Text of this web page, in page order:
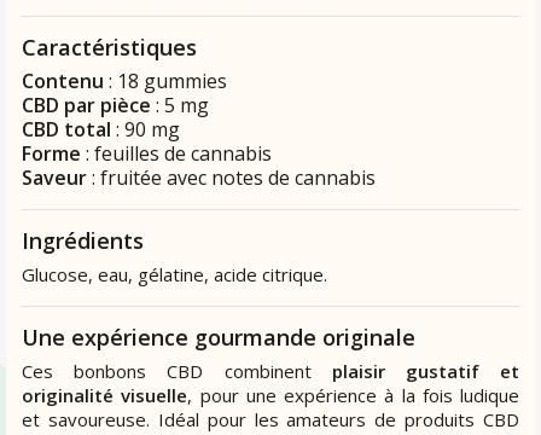
Caractéristiques
Contenu : 18 gummies
CBD par pièce : 5 mg
CBD total : 90 mg
Forme : feuilles de cannabis
Saveur: fruitée avec notes de cannabis
Ingrédients
Glucose, eau, gélatine, acide citrique.
Une expérience gourmande originale
Ces bonbons CBD combinent plaisir gustatif et
originalité visuelle, pour une expérience à la fois ludique
et savoureuse. Idéal pour les amateurs de produits CBD